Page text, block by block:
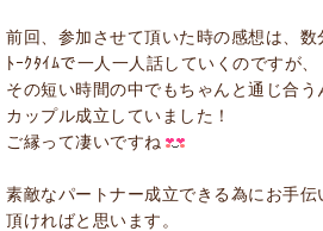
前回、参加させて頂いた時の感想は、数
ﾄｰｸﾀｲﾑで一人一人話していくのですが、
その短い時間の中でもちゃんと通じ合う
カップル成立していました！
ご縁って凄いですね
素敵なパートナー成立できる為にお手伝
頂ければと思います。